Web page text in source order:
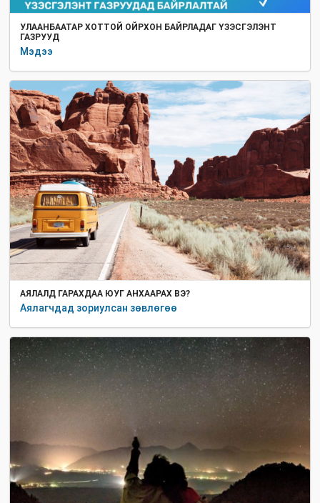
УЛААНБААТАР ХОТТОЙ ОЙРХОН БАЙРЛАДАГ ҮЗЭСГЭЛЭНТ
ГАЗРУУД
Мэдээ
АЯЛАЛД ГАРАХДАА ЮУГ АНХААРАХ ВЭ?
Аялагчдад зориулсан зөвлөгөө